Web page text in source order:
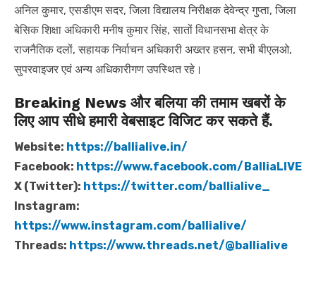
अनिल कुमार, एसडीएम सदर, जिला विद्यालय निरीक्षक देवेन्द्र गुप्ता, जिला
बेसिक शिक्षा अधिकारी मनीष कुमार सिंह, सातों विधानसभा क्षेत्र के
राजनैतिक दलों, सहायक निर्वाचन अधिकारी अख्तर हसन, सभी बीएलओ,
सुपरवाइजर एवं अन्य अधिकारीगण उपस्थित रहे।
Breaking News और बलिया की तमाम खबरों के
लिए आप सीधे हमारी वेबसाइट विजिट कर सकते हैं.
Website: https://ballialive.in/
Facebook: https://www.facebook.com/BalliaLIVE
X (Twitter): https://twitter.com/ballialive_
Instagram:
https://www.instagram.com/ballialive/
Threads: https://www.threads.net/@ballialive